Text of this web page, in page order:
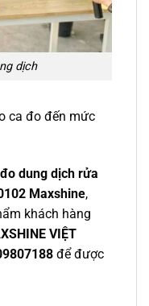
dịch
ca đo đến mức
dung dịch rửa
Maxshine,
khách hàng
VIỆT
để được